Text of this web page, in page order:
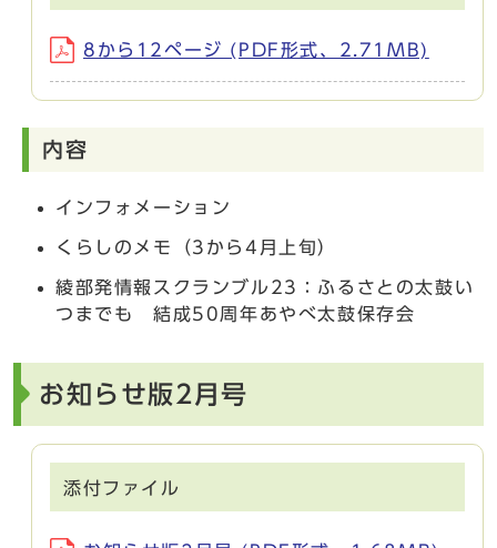
8から12ページ (PDF形式、2.71MB)
内容
インフォメーション
くらしのメモ（3から4月上旬）
綾部発情報スクランブル23：ふるさとの太鼓い
つまでも 結成50周年あやべ太鼓保存会
お知らせ版2月号
添付ファイル